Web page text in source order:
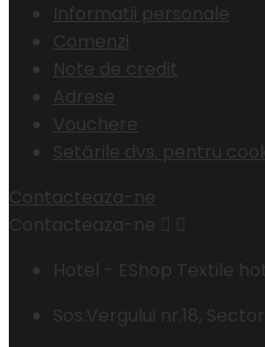
Informatii personale
Comenzi
Note de credit
Adrese
Vouchere
Setările dvs. pentru
Contacteaza-ne
Contacteaza-ne
Hotel - EShop Textile
Sos.Vergului nr.18,